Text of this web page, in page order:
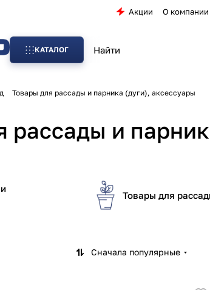
Акции О компании
КАТАЛОГ
Товары для рассады и парника (дуги), аксессуары
рассады и
Товары для
Сначала популярные